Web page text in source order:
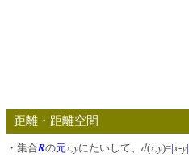
距離・距離空間
・集合Rの元x,yにたいして、 d(x,y)=|x-y|